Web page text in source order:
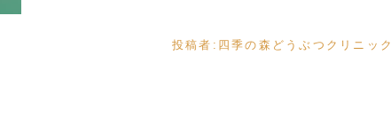
投稿者: 四季の森どうぶつクリニック